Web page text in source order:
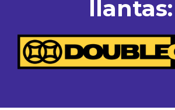
llantas: